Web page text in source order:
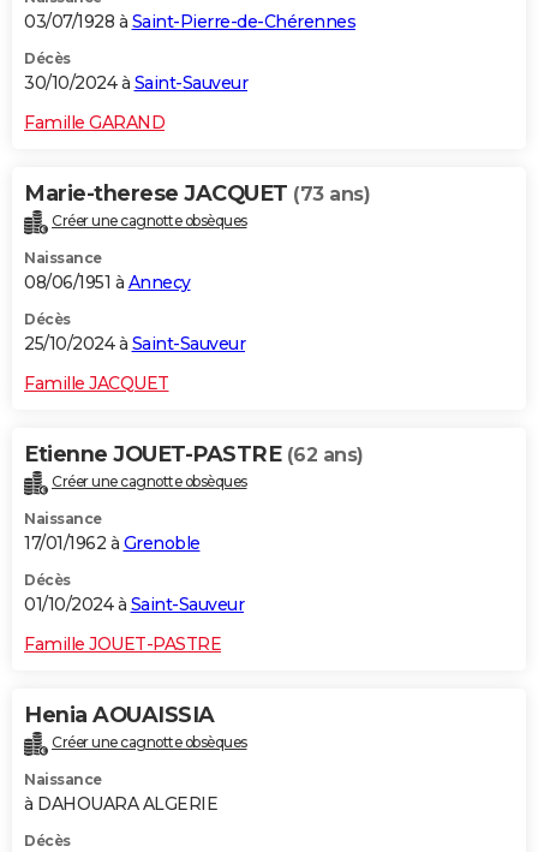
03/07/1928 à Saint-Pierre-de-Chérennes
Décès
30/10/2024 à Saint-Sauveur
Famille GARAND
Marie-therese JACQUET (73 ans)
Créer une cagnotte obsèques
Naissance
08/06/1951 à Annecy
Décès
25/10/2024 à Saint-Sauveur
Famille JACQUET
Etienne JOUET-PASTRE (62 ans)
Créer une cagnotte obsèques
Naissance
17/01/1962 à Grenoble
Décès
01/10/2024 à Saint-Sauveur
Famille JOUET-PASTRE
Henia AOUAISSIA
Créer une cagnotte obsèques
Naissance
à DAHOUARA ALGERIE
Décès